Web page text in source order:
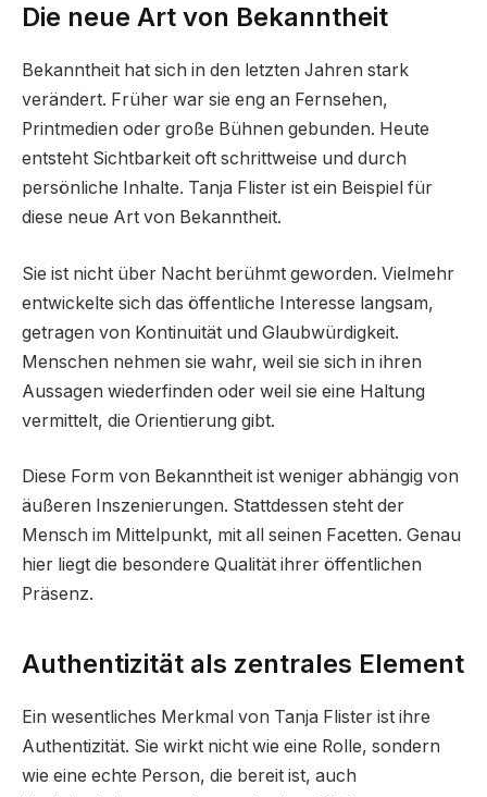
Die neue Art von Bekanntheit
Bekanntheit hat sich in den letzten Jahren stark
verändert. Früher war sie eng an Fernsehen,
Printmedien oder große Bühnen gebunden. Heute
entsteht Sichtbarkeit oft schrittweise und durch
persönliche Inhalte. Tanja Flister ist ein Beispiel für
diese neue Art von Bekanntheit.
Sie ist nicht über Nacht berühmt geworden. Vielmehr
entwickelte sich das öffentliche Interesse langsam,
getragen von Kontinuität und Glaubwürdigkeit.
Menschen nehmen sie wahr, weil sie sich in ihren
Aussagen wiederfinden oder weil sie eine Haltung
vermittelt, die Orientierung gibt.
Diese Form von Bekanntheit ist weniger abhängig von
äußeren Inszenierungen. Stattdessen steht der
Mensch im Mittelpunkt, mit all seinen Facetten. Genau
hier liegt die besondere Qualität ihrer öffentlichen
Präsenz.
Authentizität als zentrales Element
Ein wesentliches Merkmal von Tanja Flister ist ihre
Authentizität. Sie wirkt nicht wie eine Rolle, sondern
wie eine echte Person, die bereit ist, auch